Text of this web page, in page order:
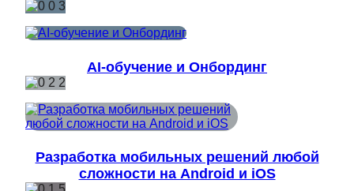
AI-обучение и Онбординг
Разработка мобильных решений любой
сложности на Android и iOS